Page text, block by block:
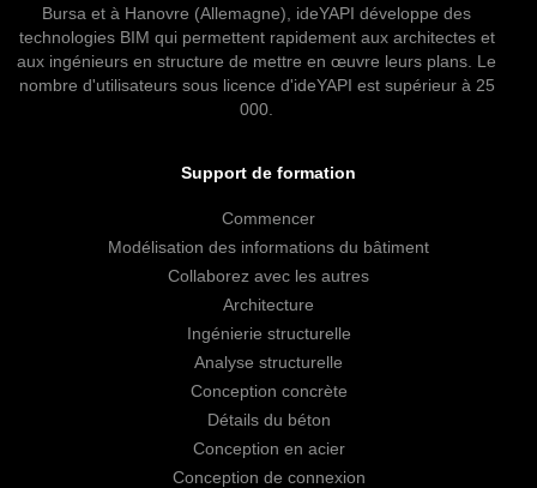
Bursa et à Hanovre (Allemagne), ideYAPI développe des
technologies BIM qui permettent rapidement aux architectes et
aux ingénieurs en structure de mettre en œuvre leurs plans. Le
nombre d'utilisateurs sous licence d'ideYAPI est supérieur à 25
000.
Support de formation
Commencer
Modélisation des informations du bâtiment
Collaborez avec les autres
Architecture
Ingénierie structurelle
Analyse structurelle
Conception concrète
Détails du béton
Conception en acier
Conception de connexion